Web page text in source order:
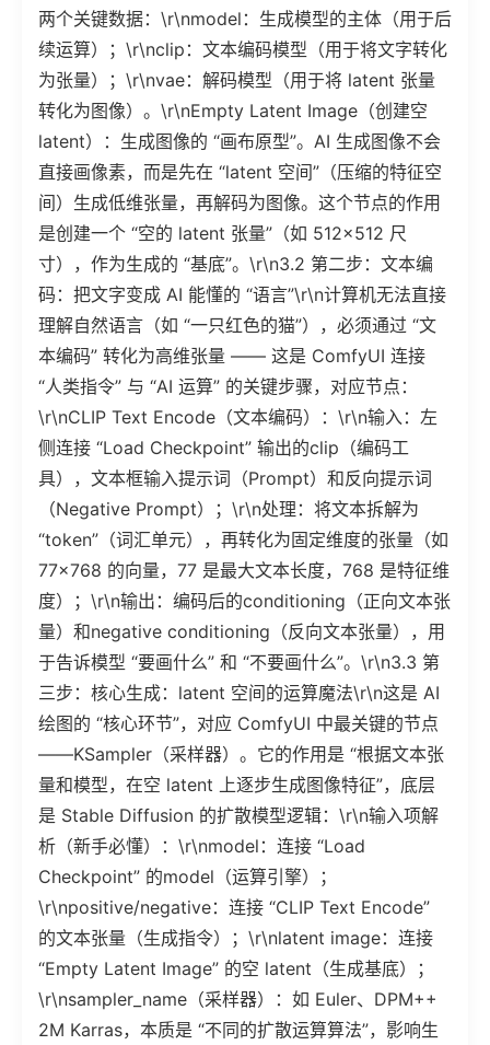
两个关键数据：\r\nmodel：生成模型的主体（用于后
续运算）；\r\nclip：文本编码模型（用于将文字转化
为张量）；\r\nvae：解码模型（用于将 latent 张量
转化为图像）。\r\nEmpty Latent Image（创建空
latent）：生成图像的 “画布原型”。AI 生成图像不会
直接画像素，而是先在 “latent 空间”（压缩的特征空
间）生成低维张量，再解码为图像。这个节点的作用
是创建一个 “空的 latent 张量”（如 512×512 尺
寸），作为生成的 “基底”。\r\n3.2 第二步：文本编
码：把文字变成 AI 能懂的 “语言”\r\n计算机无法直接
理解自然语言（如 “一只红色的猫”），必须通过 “文
本编码” 转化为高维张量 —— 这是 ComfyUI 连接
“人类指令” 与 “AI 运算” 的关键步骤，对应节点：
\r\nCLIP Text Encode（文本编码）：\r\n输入：左
侧连接 “Load Checkpoint” 输出的clip（编码工
具），文本框输入提示词（Prompt）和反向提示词
（Negative Prompt）；\r\n处理：将文本拆解为
“token”（词汇单元），再转化为固定维度的张量（如
77×768 的向量，77 是最大文本长度，768 是特征维
度）；\r\n输出：编码后的conditioning（正向文本张
量）和negative conditioning（反向文本张量），用
于告诉模型 “要画什么” 和 “不要画什么”。\r\n3.3 第
三步：核心生成：latent 空间的运算魔法\r\n这是 AI
绘图的 “核心环节”，对应 ComfyUI 中最关键的节点
——KSampler（采样器）。它的作用是 “根据文本张
量和模型，在空 latent 上逐步生成图像特征”，底层
是 Stable Diffusion 的扩散模型逻辑：\r\n输入项解
析（新手必懂）：\r\nmodel：连接 “Load
Checkpoint” 的model（运算引擎）；
\r\npositive/negative：连接 “CLIP Text Encode”
的文本张量（生成指令）；\r\nlatent image：连接
“Empty Latent Image” 的空 latent（生成基底）；
\r\nsampler_name（采样器）：如 Euler、DPM++
2M Karras，本质是 “不同的扩散运算算法”，影响生